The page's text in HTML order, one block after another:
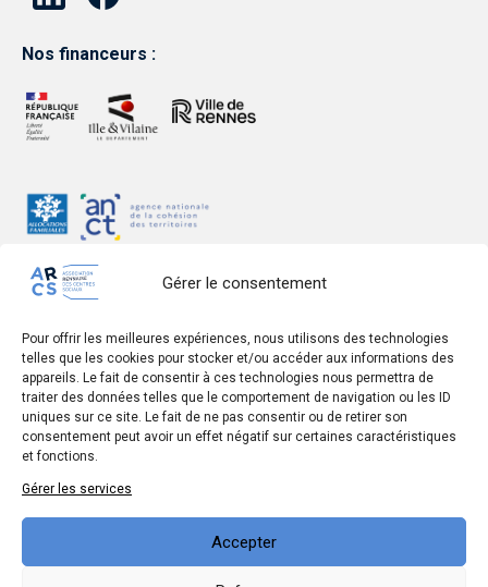
Gérer le consentement
Pour offrir les meilleures expériences, nous utilisons des technologies
telles que les cookies pour stocker et/ou accéder aux informations des
appareils. Le fait de consentir à ces technologies nous permettra de
traiter des données telles que le comportement de navigation ou les ID
uniques sur ce site. Le fait de ne pas consentir ou de retirer son
consentement peut avoir un effet négatif sur certaines caractéristiques
et fonctions.
Gérer les services
Accepter
Nos financeurs :
Mentions légales
Données personnelles
Accessibilité du site
Eco-conception
par le